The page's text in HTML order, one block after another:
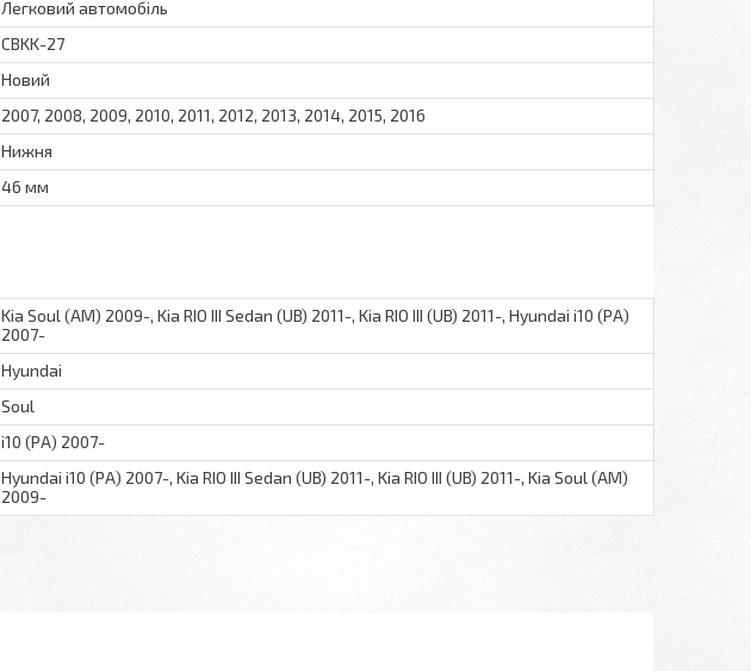
Легковий автомобіль
CBKK-27
Новий
2007, 2008, 2009, 2010, 2011, 2012, 2013, 2014, 2015, 2016
Нижня
46 мм
Kia Soul (AM) 2009-, Kia RIO III Sedan (UB) 2011-, Kia RIO III (UB) 2011-, Hyundai i10 (PA)
2007-
Hyundai
Soul
i10 (PA) 2007-
Hyundai i10 (PA) 2007-, Kia RIO III Sedan (UB) 2011-, Kia RIO III (UB) 2011-, Kia Soul (AM)
2009-